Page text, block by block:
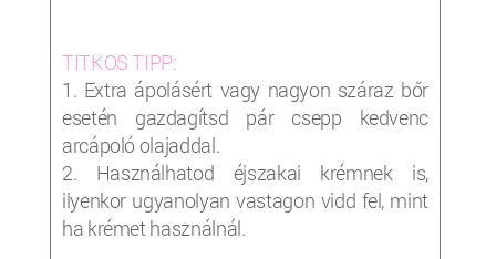
TITKOS TIPP:
1. Extra ápolásért vagy nagyon száraz bőr
esetén gazdagítsd pár csepp kedvenc
arcápoló olajaddal.
2. Használhatod éjszakai krémnek is,
ilyenkor ugyanolyan vastagon vidd fel, mint
ha krémet használnál.